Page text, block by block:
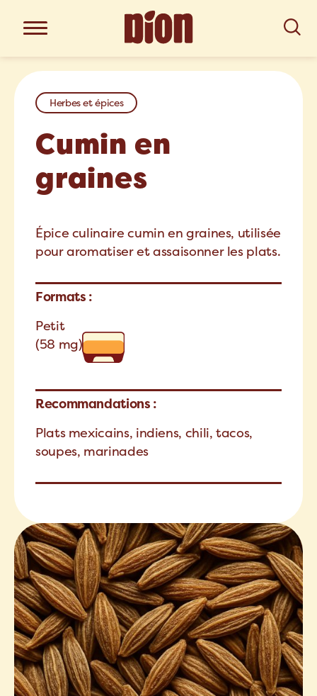
Herbes et épices
Cumin en
graines
Épice culinaire cumin en graines, utilisée
pour aromatiser et assaisonner les plats.
Formats :
Petit
(58 mg)
Recommandations :
Plats mexicains, indiens, chili, tacos,
soupes, marinades